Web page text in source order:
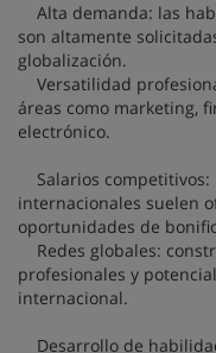
Alta demanda: las
son altamente
globalización.
Versatilidad
áreas como marketing,
electrónico.
Salarios competitivos:
internacionales suelen
oportunidades de
Redes globales:
profesionales y
internacional.
Desarrollo de